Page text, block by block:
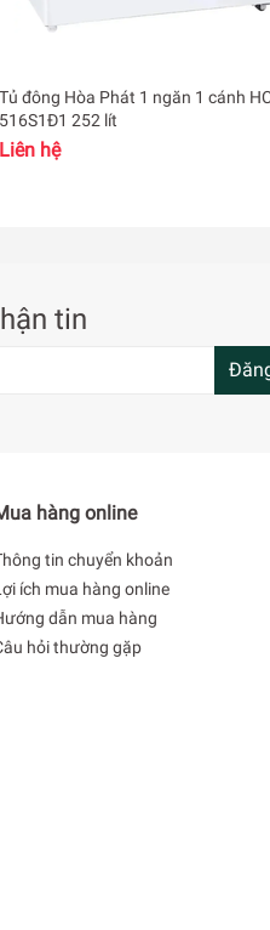
nghệ làm lạnh
quản thực phẩm. Hơi lạnh
dàng bảo quản thực phẩm
Tủ đông Hòa Phát 1 ngăn 1 cánh
516S1Đ1 252 lít
Liên hệ
tin
hàng online
tin chuyển khoản
ích mua hàng online
dẫn mua hàng
hỏi thường gặp